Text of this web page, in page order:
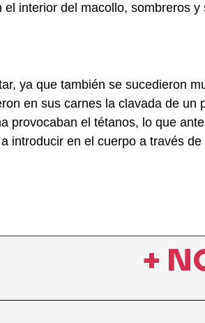
interior del macollo, sombreros
ya que también se sucedieron
en sus carnes la clavada de
provocaban el tétanos, lo que
introducir en el cuerpo a través
+